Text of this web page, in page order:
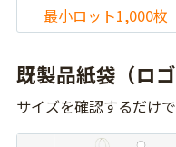
最小ロット1,000枚
既製品紙袋（ロゴ
サイズを確認するだけ